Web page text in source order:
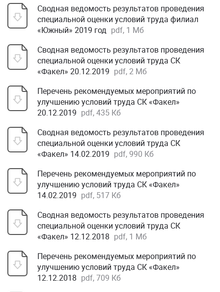
Сводная ведомость результатов проведения
специальной оценки условий труда филиал
«Южный» 2019 год pdf, 1 Мб
Сводная ведомость результатов проведения
специальной оценки условий труда СК
«Факел» 20.12.2019 pdf, 2 Мб
Перечень рекомендуемых мероприятий по
улучшению условий труда СК «Факел»
20.12.2019 pdf, 435 Кб
Сводная ведомость результатов проведения
специальной оценки условий труда СК
«Факел» 14.02.2019 pdf, 990 Кб
Перечень рекомендуемых мероприятий по
улучшению условий труда СК «Факел»
14.02.2019 pdf, 517 Кб
Сводная ведомость результатов проведения
специальной оценки условий труда СК
«Факел» 12.12.2018 pdf, 1 Мб
Перечень рекомендуемых мероприятий по
улучшению условий труда СК «Факел»
12.12.2018 pdf, 709 Кб